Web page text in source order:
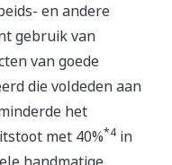
en andere
gebruik van
van goede
die voldeden aan
het
met 40%*4 in